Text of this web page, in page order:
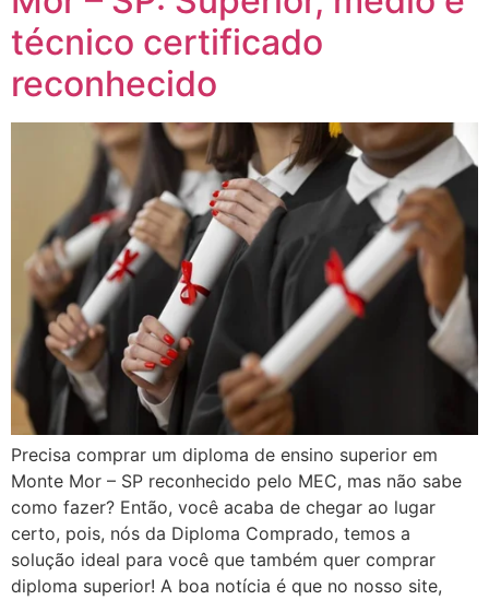
técnico certificado
reconhecido
Precisa comprar um diploma de ensino superior em
Monte Mor – SP reconhecido pelo MEC, mas não sabe
como fazer? Então, você acaba de chegar ao lugar
certo, pois, nós da Diploma Comprado, temos a
solução ideal para você que também quer comprar
diploma superior! A boa notícia é que no nosso site,